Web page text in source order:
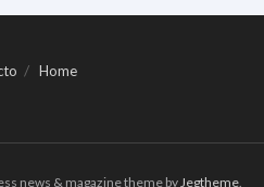
Home
news & magazine theme by Jegtheme